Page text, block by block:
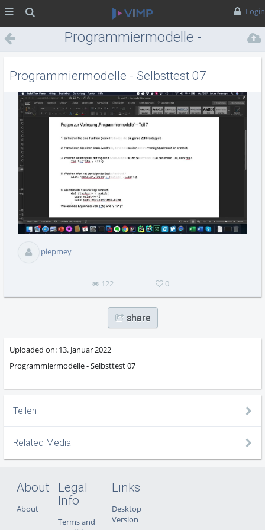
Login
Programmiermodelle -
Selbsttest 07
Programmiermodelle - Selbsttest 07
piepmey
122 0
share
Uploaded on: 13. Januar 2022
Programmiermodelle - Selbsttest 07
Teilen
Related Media
About
About
Legal
Info
Terms and
Links
Desktop
Version